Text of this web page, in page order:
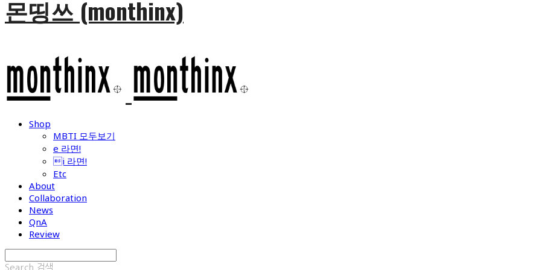
몬띵쓰 (monthinx)
Shop
MBTI 모두보기
e 라면!
i 라면!
Etc
About
Collaboration
News
QnA
Review
Search 검색